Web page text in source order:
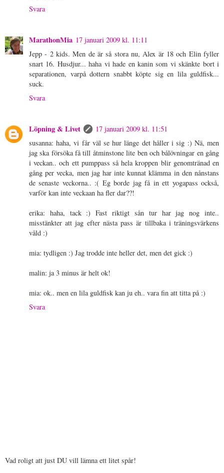
Svara
MarathonMia 17 januari 2009 kl. 11:11
Jepp - 2 kids. Men de är så stora nu, Alex är 18 och Elin fyller
snart 16. Husdjur... haha vi hade en kanin som vi skänkte bort i
separationen, varpå dottern snabbt köpte sig en lila guldfisk...
suck.
Svara
Löpning & Livet
17 januari 2009 kl. 11:51
susanna: haha, vi får väl se hur länge det håller i sig :) Nä, men
jag ska försöka få till åtminstone lite ben och bålövningar en gång
i veckan.. och ett pumppass så hela kroppen blir genomtränad en
gång per vecka, men jag har inte kunnat klämma in den nånstans
de senaste veckorna.. :( Eg borde jag få in ett yogapass också,
varför kan inte veckaan ha fler dar??!
erika: haha, tack :) Fast riktigt sån tur har jag nog inte..
misstänkter att jag efter nästa pass är tillbaka i träningsvärkens
våld :)
mia: tydligen :) Jag trodde inte heller det, men det gick :)
malin: ja 3 minus är helt ok!
mia: ok.. men en lila guldfisk kan ju eh.. vara fin att titta på :)
Svara
Vad roligt att just DU vill lämna ett litet spår!